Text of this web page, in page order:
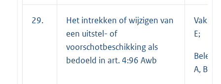
29.
Het intrekken of wijzigen van
een uitstel- of
voorschotbeschikking als
bedoeld in art. 4:96 Awb
E;
A, B en